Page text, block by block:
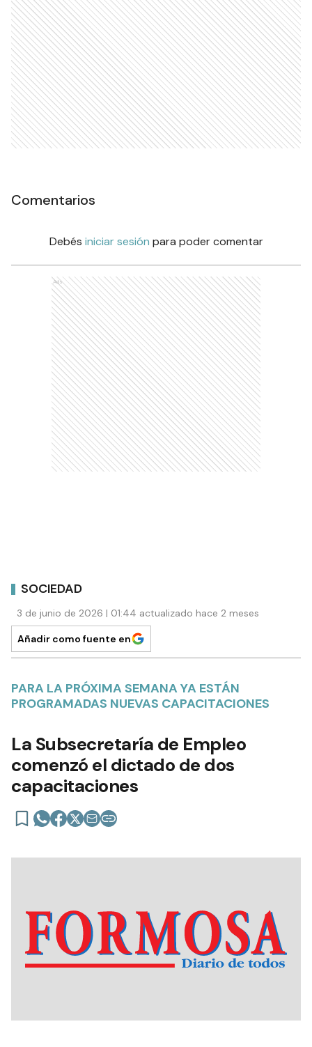
Comentarios
Debés iniciar sesión para poder comentar
Ads
SOCIEDAD
3 de junio de 2026 | 01:44 actualizado hace 2 meses
Añadir como fuente en
PARA LA PRÓXIMA SEMANA YA ESTÁN
PROGRAMADAS NUEVAS CAPACITACIONES
La Subsecretaría de Empleo
comenzó el dictado de dos
capacitaciones